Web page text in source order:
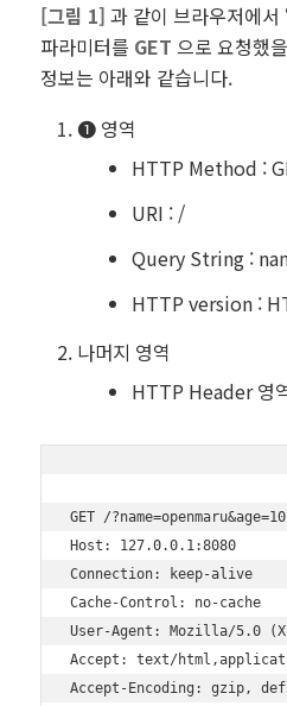
[그림 1] 과 같이 브라우저에
파라미터를 GET 으로 요청했
정보는 아래와 같습니다.
❶ 영역
HTTP Method :
URI : /
Query String :
HTTP version :
나머지 영역
HTTP Header 영
GET /
Host: 127.0.0.1:8080
Connection: keep-alive
Cache-Control: no-cache
User-Agent: Mozilla/5.0
Accept: text/
Accept-Encoding: gzip,